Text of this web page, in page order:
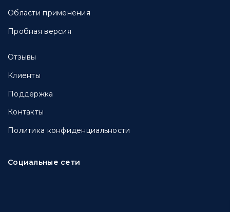
Области применения
Пробная версия
Отзывы
Клиенты
Поддержка
Контакты
Политика конфиденциальности
Социальные сети